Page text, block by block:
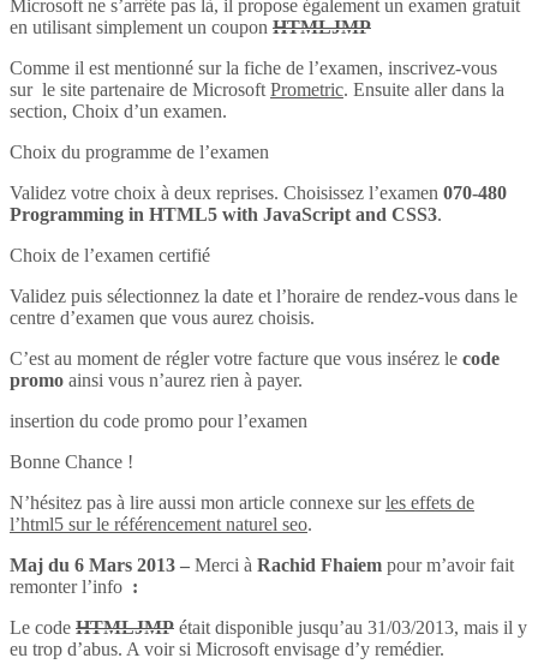
Microsoft ne s’arrête pas là, il propose également un examen gratuit
en utilisant simplement un coupon HTMLJMP
Comme il est mentionné sur la fiche de l’examen, inscrivez-vous
sur le site partenaire de Microsoft Prometric. Ensuite aller dans la
section, Choix d’un examen.
Choix du programme de l’examen
Validez votre choix à deux reprises. Choisissez l’examen 070-480
Programming in HTML5 with JavaScript and CSS3.
Choix de l’examen certifié
Validez puis sélectionnez la date et l’horaire de rendez-vous dans le
centre d’examen que vous aurez choisis.
C’est au moment de régler votre facture que vous insérez le code
promo ainsi vous n’aurez rien à payer.
insertion du code promo pour l’examen
Bonne Chance !
N’hésitez pas à lire aussi mon article connexe surles effets de
l’html5 sur le référencement naturel seo.
Maj du 6 Mars 2013 – Merci à Rachid Fhaiem pour m’avoir fait
remonter l’info :
Le code HTMLJMP était disponible jusqu’au 31/03/2013, mais il y
eu trop d’abus. A voir si Microsoft envisage d’y remédier.